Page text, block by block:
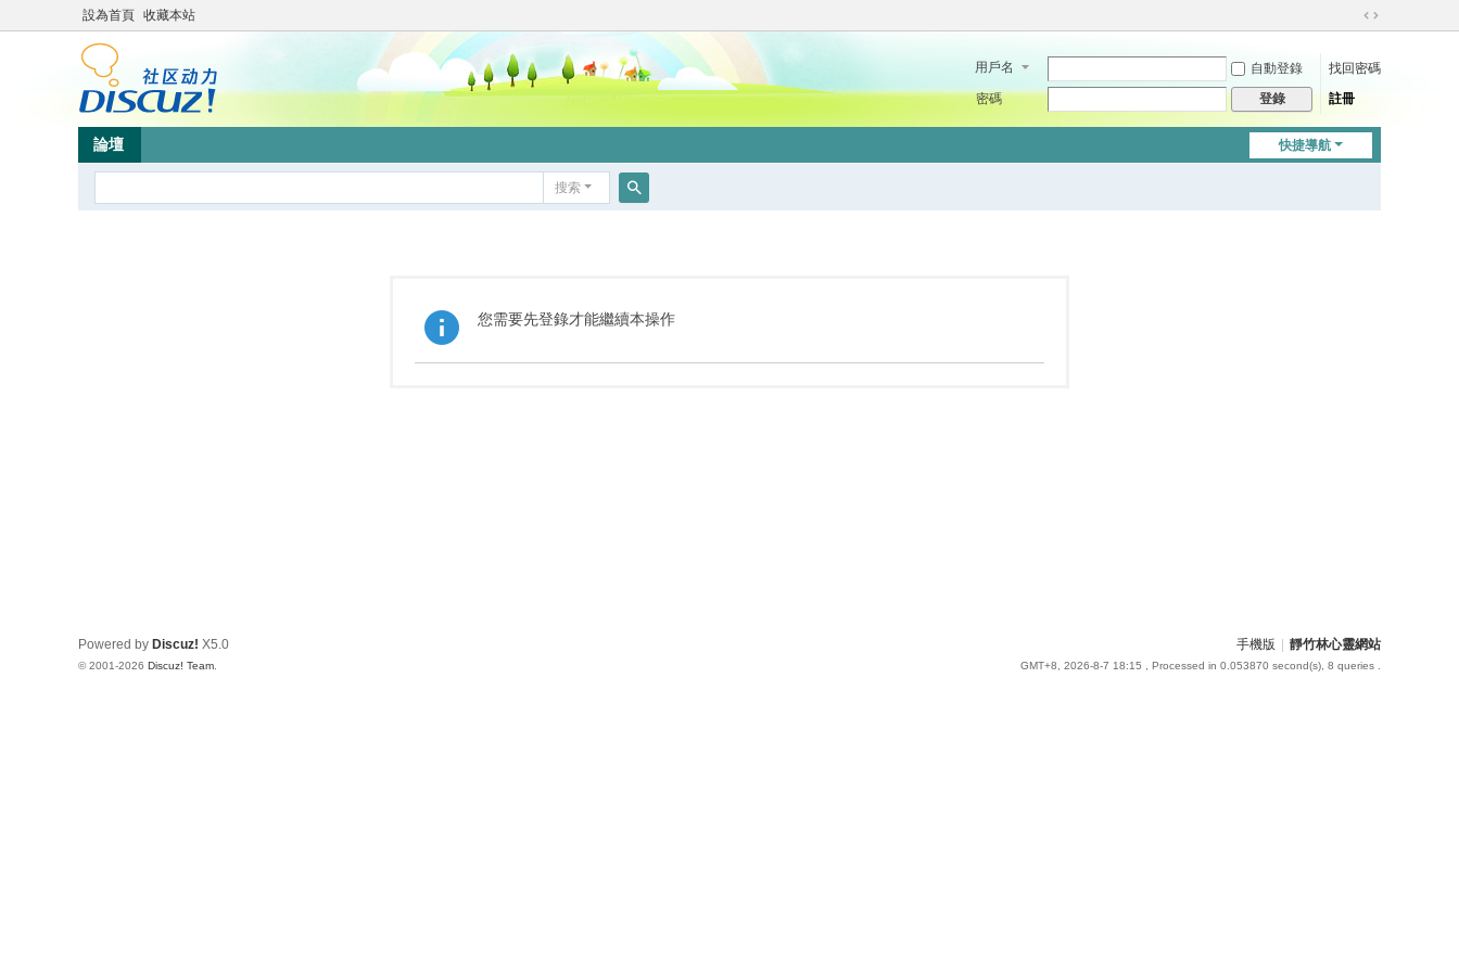
設為首頁 收藏本站
切
到
用戶名 自動登錄
找回密碼
密碼
登錄 註冊
快捷導航
論壇
搜索
您需要先登錄才能繼續本操作
手機版 靜竹林心靈網站
GMT+8, 2026-8-7 18:15 , Processed in 0.053870 second(s), 8 queries .
Powered by Discuz! X5.0
© 2001-2026 Discuz! Team